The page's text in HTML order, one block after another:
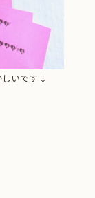
しいです↓